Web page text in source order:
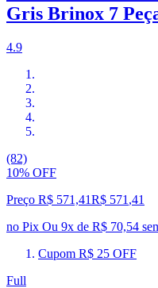
Gris Brinox 7
4.9
(82)
10% OFF
Preço R$ 571,41R$ 571 ,41
no Pix Ou 9x de R$ 70,54
Cupom R$ 25 OFF
Full